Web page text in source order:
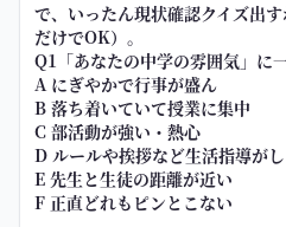
で、いったん現状確認クイズ出
だけでOK）。
Q1「あなたの中学の雰囲気」に
A にぎやかで行事が盛ん
B 落ち着いていて授業に集中
C 部活動が強い・熱心
D ルールや挨拶など生活指導が
E 先生と生徒の距離が近い
F 正直どれもピンとこない